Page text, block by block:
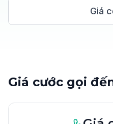
Giá
Giá cước gọi